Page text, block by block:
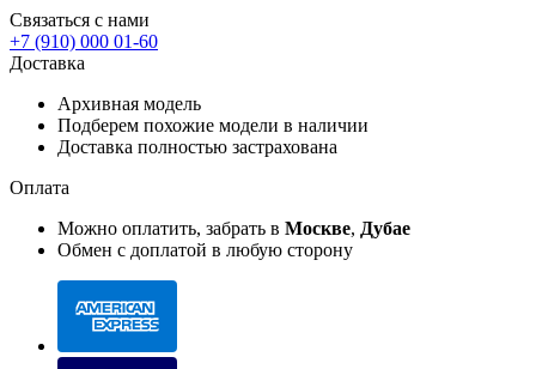
Связаться с нами
+7 (910) 000 01-60
Доставка
Архивная модель
Подберем похожие модели в наличии
Доставка полностью застрахована
Оплата
Можно оплатить, забрать в Москве, Дубае
Обмен с доплатой в любую сторону